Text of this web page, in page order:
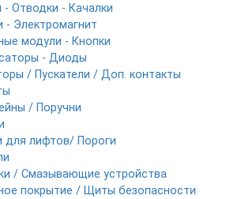
- Отводки - Качалки
- Электромагнит
модули - Кнопки
- Диоды
/ Пускатели / Доп. контакты
/ Поручни
для лифтов/ Пороги
/ Смазывающие устройства
покрытие / Щиты безопасности